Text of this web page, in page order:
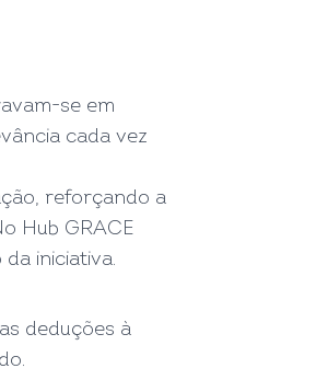
se em
cada vez
reforçando a
Hub GRACE
iniciativa.
deduções à